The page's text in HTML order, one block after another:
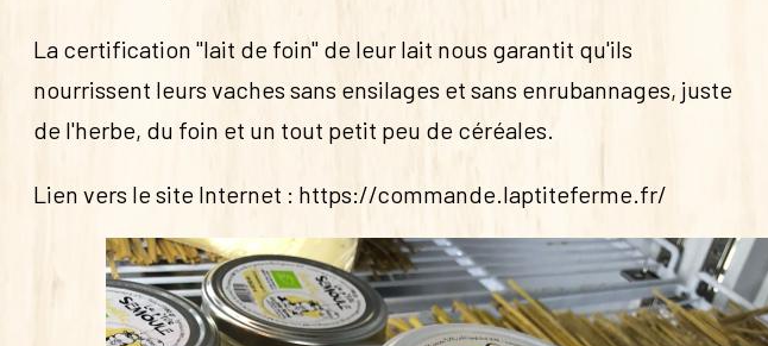
La certification "lait de foin" de leur lait nous garantit qu'ils
nourrissent leurs vaches sans ensilages et sans enrubannages, juste
de l'herbe, du foin et un tout petit peu de céréales.
Lien vers le site Internet : https://commande.laptiteferme.fr/